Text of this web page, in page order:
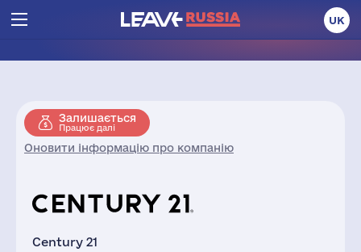
UK
Залишається
Працює далі
Оновити інформацію про компанію
Century 21